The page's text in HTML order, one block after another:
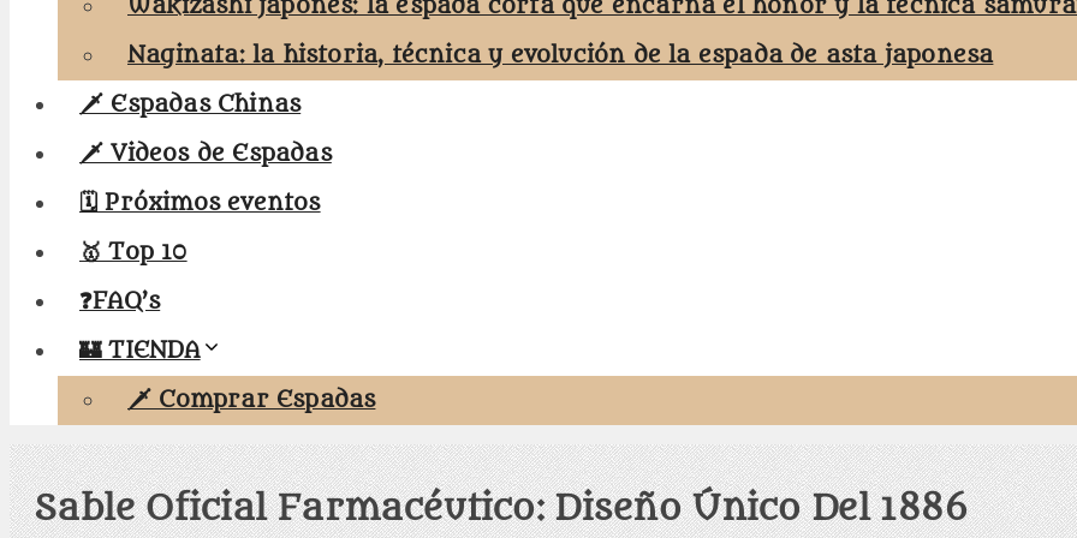
Wakizashi japonés: la espada corta que encarna el honor y la técnica
Naginata: la historia, técnica y evolución de la espada de asta japonesa
🗡️ Espadas Chinas
🗡️ Videos de Espadas
🗓️ Próximos eventos
🥇 Top 10
❓FAQ’s
🏰 TIENDA
🗡️ Comprar Espadas
Sable Oficial Farmacéutico: Diseño Único Del 1886